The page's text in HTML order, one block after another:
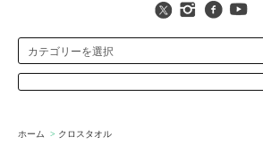
ホーム > クロスタオル